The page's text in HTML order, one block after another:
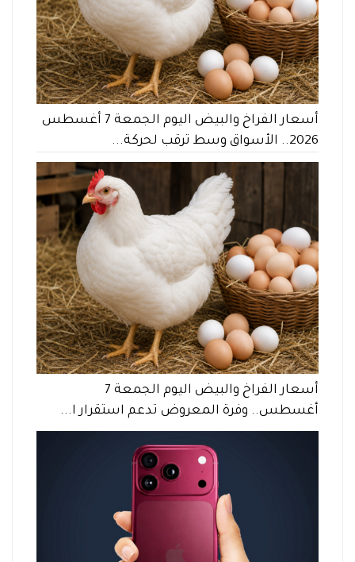
أسعار الفراخ والبيض اليوم الجمعة 7 أغسطس
2026.. الأسواق وسط ترقب لحركة...
أسعار الفراخ والبيض اليوم الجمعة 7
أغسطس.. وفرة المعروض تدعم استقرار ا...